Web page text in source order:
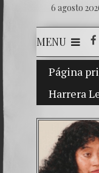
6 agosto
MENU
Página
Harrera
Mi